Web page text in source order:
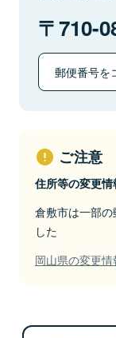
710-
郵便番号を
ご注意
住所等の変更情
倉敷市は一部
した
岡山県の変更